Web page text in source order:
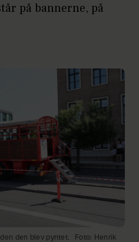
på bannerne, på
den blev pyntet. Foto: Henrik